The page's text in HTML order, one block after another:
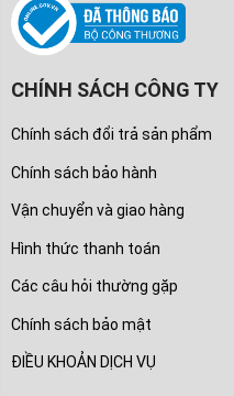
CHÍNH SÁCH CÔNG TY
Chính sách đổi trả sản phẩm
Chính sách bảo hành
Vận chuyển và giao hàng
Hình thức thanh toán
Các câu hỏi thường gặp
Chính sách bảo mật
ĐIỀU KHOẢN DỊCH VỤ